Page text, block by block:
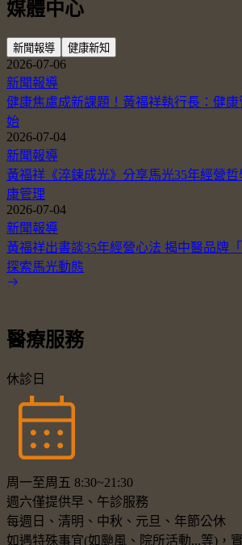
媒體中心
新聞報導 健康新知
2026-07-06
新聞報導
健康焦慮成新課題！黃福祥執行長：健
始
2026-07-04
新聞報導
黃福祥《淬鍊成光》分享馬光35年經營
康管理
2026-07-04
新聞報導
黃福祥出書談35年經營心法 揭中醫品牌
探索馬光動態
醫療服務
休診日
周一至周五 8:30~21:30
週六僅提供早、午診服務
每週日、清明、中秋、元旦、年節公休
如遇特殊事宜(如颱風、院所活動...等)，